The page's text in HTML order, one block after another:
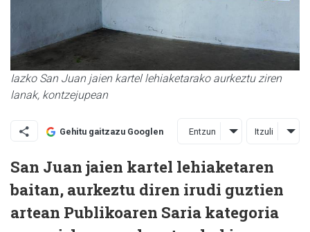
Iazko San Juan jaien kartel lehiaketarako aurkeztu ziren
lanak, kontzejupean
Gehitu gaitzazu Googlen Entzun Itzuli
San Juan jaien kartel lehiaketaren
baitan, aurkeztu diren irudi guztien
artean Publikoaren Saria kategoria